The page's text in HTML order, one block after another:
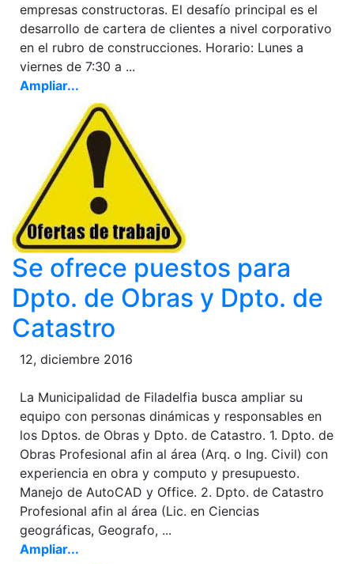
empresas constructoras. El desafío principal es el
desarrollo de cartera de clientes a nivel corporativo
en el rubro de construcciones. Horario: Lunes a
viernes de 7:30 a ...
Ampliar...
Se ofrece puestos para
Dpto. de Obras y Dpto. de
Catastro
12, diciembre 2016
La Municipalidad de Filadelfia busca ampliar su
equipo con personas dinámicas y responsables en
los Dptos. de Obras y Dpto. de Catastro. 1. Dpto. de
Obras Profesional afin al área (Arq. o Ing. Civil) con
experiencia en obra y computo y presupuesto.
Manejo de AutoCAD y Office. 2. Dpto. de Catastro
Profesional afin al área (Lic. en Ciencias
geográficas, Geografo, ...
Ampliar...